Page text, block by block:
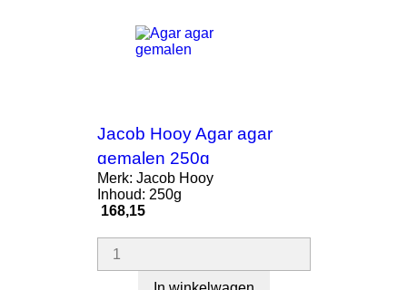
Jacob Hooy Agar agar
gemalen 250g
Merk: Jacob Hooy
Inhoud: 250g
Prijs
168,15